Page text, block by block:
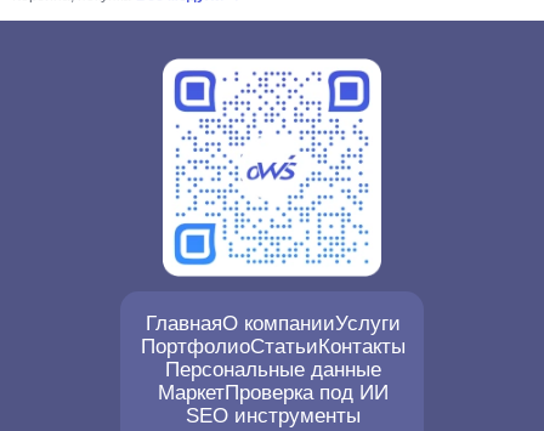
ГлавнаяО компанииУслуги
ПортфолиоСтатьиКонтакты
Персональные данные
МаркетПроверка под ИИ
SEO инструменты